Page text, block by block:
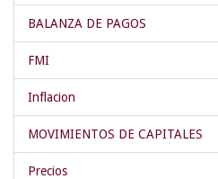
BALANZA DE PAGOS
FMI
Inflacion
MOVIMIENTOS DE CAPITALES
Precios